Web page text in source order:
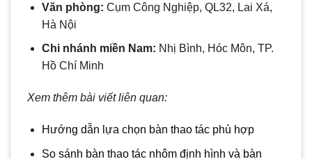
Văn phòng: Cụm Công Nghiệp, QL32, Lai Xá,
Hà Nội
Chi nhánh miền Nam: Nhị Bình, Hóc Môn, TP.
Hồ Chí Minh
Xem thêm bài viết liên quan:
Hướng dẫn lựa chọn bàn thao tác phù hợp
So sánh bàn thao tác nhôm định hình và bàn